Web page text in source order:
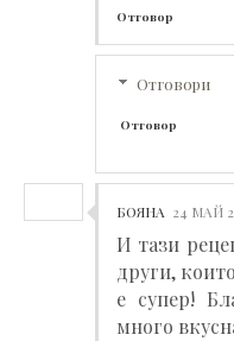
Отговор
Отговори
Отговор
БОЯНА 24 МАЙ
И тази
други,
е супер!
много